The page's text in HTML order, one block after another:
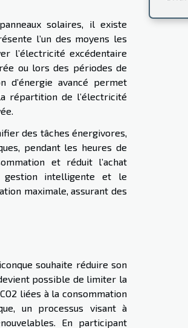
solaires, il existe
l’un des moyens les
l’électricité excédentaire
ou lors des périodes de
d’énergie avancé permet
répartition de l’électricité
des tâches énergivores,
pendant les heures de
et réduit l’achat
gestion intelligente et le
maximale, assurant des
souhaite réduire son
possible de limiter la
liées à la consommation
un processus visant à
En participant